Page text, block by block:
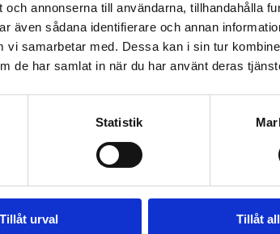
annonserna till användarna, tillhandahålla
även sådana identifierare och annan
samarbetar med. Dessa kan i sin tur
de har samlat in när du har använt deras
Statistik
Tillåt urval Tillåt